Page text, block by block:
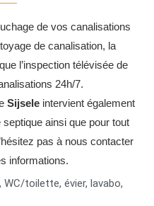
de vos canalisations
de canalisation, la
l’inspection télévisée de
24h/7.
Sijsele intervient également
ainsi que pour tout
pas à nous contacter
informations.
toilette, évier, lavabo,